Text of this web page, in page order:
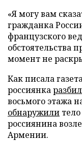
«Я могу вам
гражданка
французского
обстоятельства
момент не
Как писала
россиянка
восьмого этажа
обнаружили
россиянина
Армении.